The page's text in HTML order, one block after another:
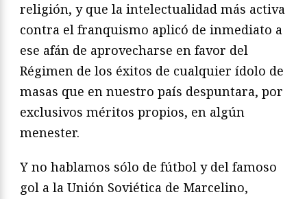
religión, y que la intelectualidad más activa
contra el franquismo aplicó de inmediato a
ese afán de aprovecharse en favor del
Régimen de los éxitos de cualquier ídolo de
masas que en nuestro país despuntara, por
exclusivos méritos propios, en algún
menester.
Y no hablamos sólo de fútbol y del famoso
gol a la Unión Soviética de Marcelino,